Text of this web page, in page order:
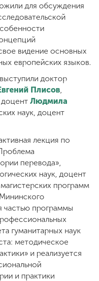
для обсуждения
видение основных
европейских языков.
доктор
Плисов
доцент Людмила
наук, доцент
лекция по
перевода»,
наук, доцент
программ
частью программы
гуманитарных наук
методическое
и реализуется
и практики